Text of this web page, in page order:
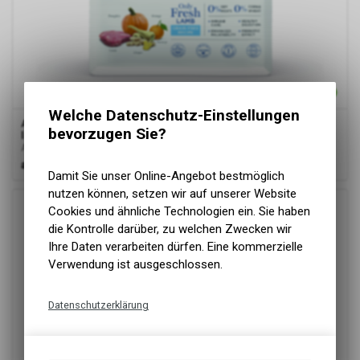
Amanova canine adult sensitive - delicious lamb grain free -
lamm
Alleinfuttermittel für erwachsene Hunde aller Rassen
ab
Welche Datenschutz-Einstellungen
bevorzugen Sie?
Damit Sie unser Online-Angebot bestmöglich
nutzen können, setzen wir auf unserer Website
Cookies und ähnliche Technologien ein. Sie haben
die Kontrolle darüber, zu welchen Zwecken wir
Ihre Daten verarbeiten dürfen. Eine kommerzielle
Verwendung ist ausgeschlossen.
Datenschutzerklärung